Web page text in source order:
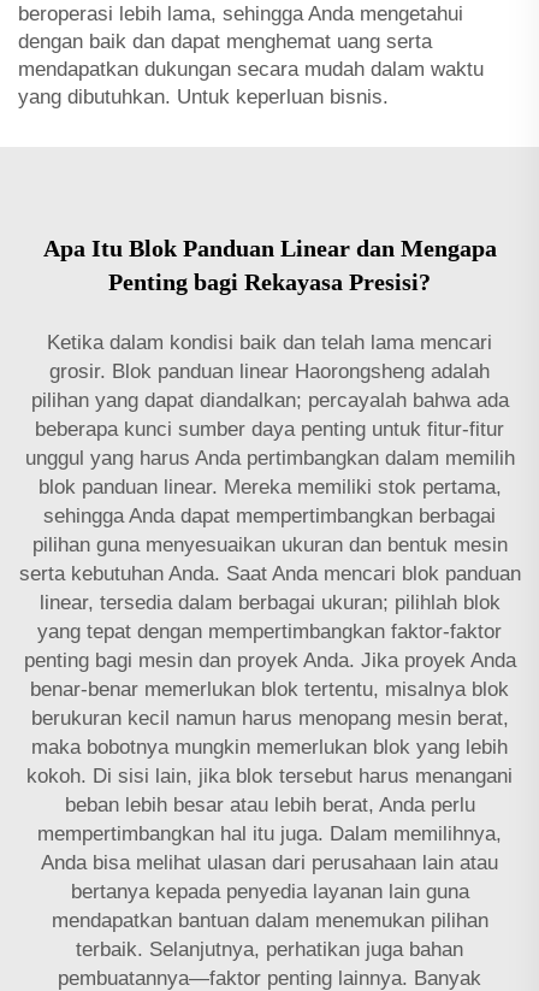
beroperasi lebih lama, sehingga Anda mengetahui
dengan baik dan dapat menghemat uang serta
mendapatkan dukungan secara mudah dalam waktu
yang dibutuhkan. Untuk keperluan bisnis.
Apa Itu Blok Panduan Linear dan Mengapa
Penting bagi Rekayasa Presisi?
Ketika dalam kondisi baik dan telah lama mencari
grosir. Blok panduan linear Haorongsheng adalah
pilihan yang dapat diandalkan; percayalah bahwa ada
beberapa kunci sumber daya penting untuk fitur-fitur
unggul yang harus Anda pertimbangkan dalam memilih
blok panduan linear. Mereka memiliki stok pertama,
sehingga Anda dapat mempertimbangkan berbagai
pilihan guna menyesuaikan ukuran dan bentuk mesin
serta kebutuhan Anda. Saat Anda mencari blok panduan
linear, tersedia dalam berbagai ukuran; pilihlah blok
yang tepat dengan mempertimbangkan faktor-faktor
penting bagi mesin dan proyek Anda. Jika proyek Anda
benar-benar memerlukan blok tertentu, misalnya blok
berukuran kecil namun harus menopang mesin berat,
maka bobotnya mungkin memerlukan blok yang lebih
kokoh. Di sisi lain, jika blok tersebut harus menangani
beban lebih besar atau lebih berat, Anda perlu
mempertimbangkan hal itu juga. Dalam memilihnya,
Anda bisa melihat ulasan dari perusahaan lain atau
bertanya kepada penyedia layanan lain guna
mendapatkan bantuan dalam menemukan pilihan
terbaik. Selanjutnya, perhatikan juga bahan
pembuatannya—faktor penting lainnya. Banyak